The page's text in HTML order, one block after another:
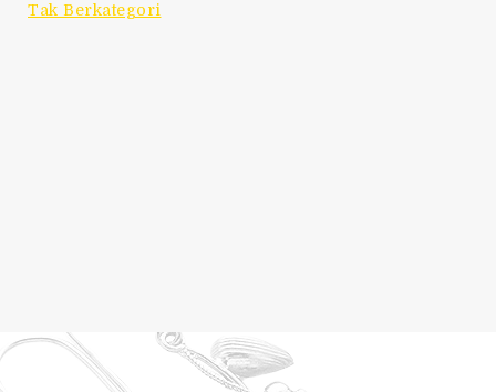
Tak Berkategori